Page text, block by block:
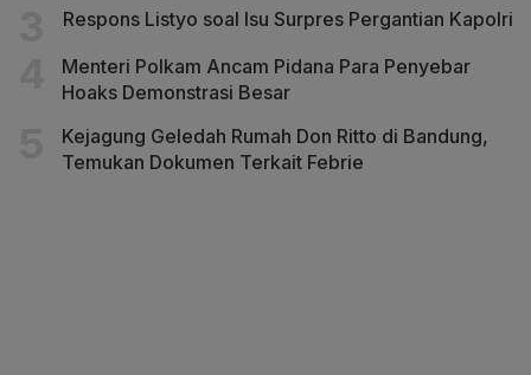
Respons Listyo soal Isu Surpres Pergantian Kapolri
Menteri Polkam Ancam Pidana Para Penyebar
Hoaks Demonstrasi Besar
Kejagung Geledah Rumah Don Ritto di Bandung,
Temukan Dokumen Terkait Febrie